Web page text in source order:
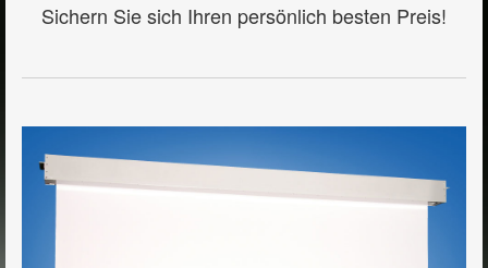
Maxxscreen 20
Maxxscreen 27 TabTension
Sichern Sie sich Ihren persönlich besten Preis!